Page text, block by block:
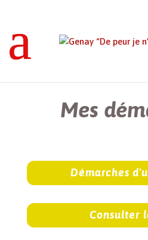
Mes
Démarches
Consulter